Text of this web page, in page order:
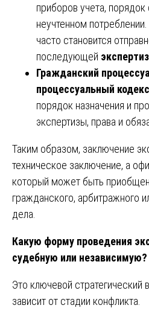
приборов учета, порядок
неучтенном
часто становится
последующей
Гражданский
процессуальный
порядок назначения и
экспертизы, права и
Таким образом, заключение
техническое заключение, а
который может быть
гражданского, арбитражного
дела.
Какую форму проведения
судебную или независимую?
Это ключевой стратегический
зависит от стадии конфликта.